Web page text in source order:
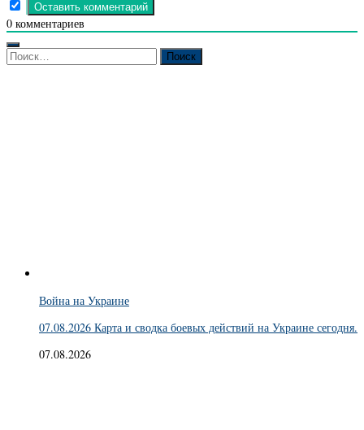
0 комментариев
Найти:
Война на Украине
07.08.2026 Карта и сводка боевых действий на Украине сегодня.
07.08.2026